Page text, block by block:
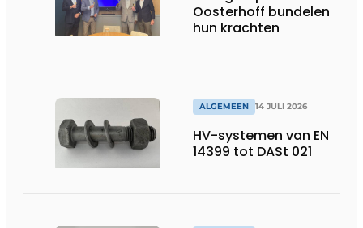
Oosterhoff bundelen
hun krachten
ALGEMEEN 14 JULI 2026
HV-systemen van EN
14399 tot DASt 021